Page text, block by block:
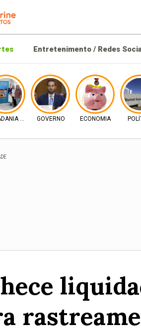
Entretenimento / Redes
E INCLUSÃO
GOVERNO ECONOMIA